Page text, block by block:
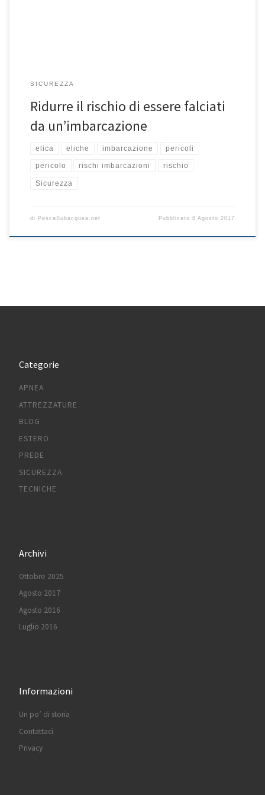
SICUREZZA
Ridurre il rischio di essere falciati
da un’imbarcazione
elica eliche imbarcazione pericoli
pericolo rischi imbarcazioni rischio
Sicurezza
di PescaSubacquea.net Pubblicato8 Agosto 2017
Categorie
APNEA
ATTREZZATURE
BLOG
ESTERO
PREDE
SICUREZZA
TECNICHE
Archivi
Ottobre 2025
Agosto 2017
Agosto 2016
Luglio 2016
Informazioni
Un po’ di storia
Contattaci
Privacy